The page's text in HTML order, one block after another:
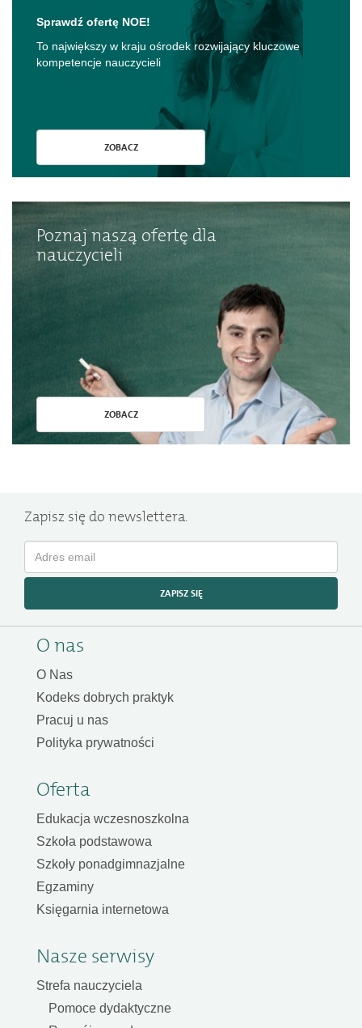
Sprawdź ofertę NOE!
To największy w kraju ośrodek rozwijający kluczowe
kompetencje nauczycieli
ZOBACZ
Poznaj naszą ofertę dla
nauczycieli
ZOBACZ
Zapisz się do newslettera.
ZAPISZ SIĘ
O nas
O Nas
Kodeks dobrych praktyk
Pracuj u nas
Polityka prywatności
Oferta
Edukacja wczesnoszkolna
Szkoła podstawowa
Szkoły ponadgimnazjalne
Egzaminy
Księgarnia internetowa
Nasze serwisy
Strefa nauczyciela
Pomoce dydaktyczne